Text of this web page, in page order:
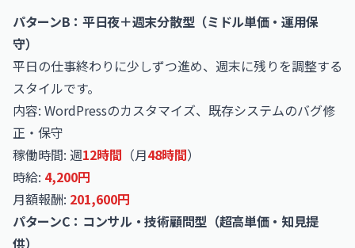
パターンB：平日夜＋週末分散型（ミドル単価・運用保
守）
平日の仕事終わりに少しずつ進め、週末に残りを調整する
スタイルです。
内容: WordPressのカスタマイズ、既存システムのバグ修
正・保守
稼働時間: 週12時間 （月48時間）
時給: 4,200円
月額報酬: 201,600円
パターンC：コンサル・技術顧問型（超高単価・知見提
供）